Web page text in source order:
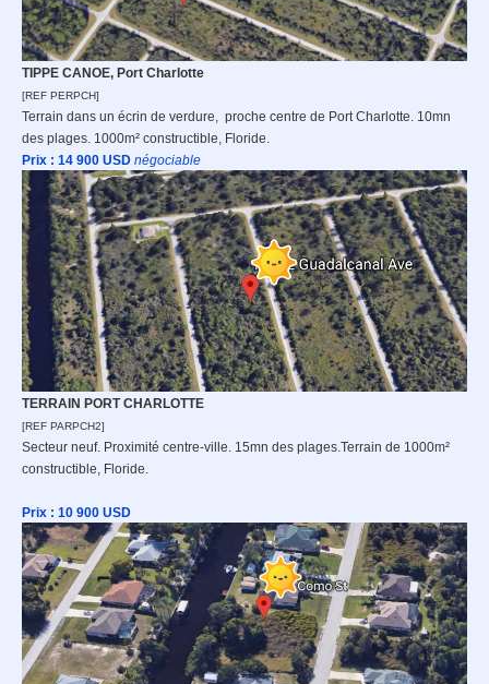
TIPPE CANOE, Port Charlotte
[REF PERPCH]
Terrain dans un écrin de verdure, proche centre de Port Charlotte. 10mn
des plages. 1000m² constructible, Floride.
Prix : 14 900 USD négociable
TERRAIN PORT CHARLOTTE
[REF PARPCH2]
Secteur neuf. Proximité centre-ville. 15mn des plages.Terrain de 1000m²
constructible, Floride.
Prix : 10 900 USD